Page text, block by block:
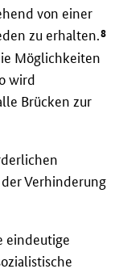
von einer
zu erhalten.8
Möglichkeiten
wird
Brücken zur
Verhinderung
eindeutige